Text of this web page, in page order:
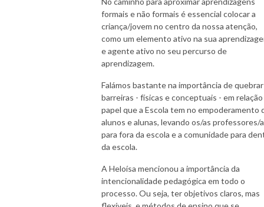
formais e não formais é essencial colocar a
criança/jovem no centro da nossa atenção,
como um elemento ativo na sua
e agente ativo no seu percurso de
aprendizagem.
Falámos bastante na importância de quebrar
barreiras - físicas e conceptuais - em relação
papel que a Escola tem no empoderamento
alunos e alunas, levando os/as professores/
para fora da escola e a comunidade para
da escola.
A Heloísa mencionou a importância da
intencionalidade pedagógica em todo o
processo. Ou seja, ter objetivos claros, mas